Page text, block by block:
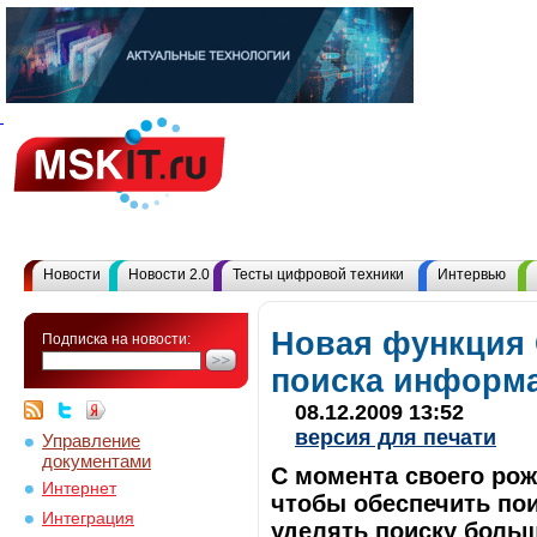
Новости Новости 2.0 Тесты цифровой техники Интервью
Подписка на новости:
Управление
документами
Интернет
Интеграция
Новая функция
поиска
08.12.2009 13:52
версия для печати
С момента своего
чтобы обеспечить
уделять поиску